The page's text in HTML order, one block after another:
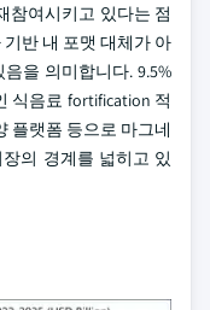
참여시키고 있다는 점
반 내 포맷 대체가 아
을 의미합니다. 9.5%
식음료 fortification 적
플랫폼 등으로 마그네
의 경계를 넓히고 있